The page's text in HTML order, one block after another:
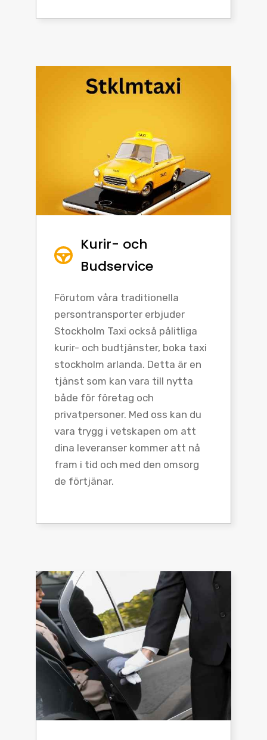
Kurir- och
Budservice
Förutom våra traditionella
persontransporter erbjuder
Stockholm Taxi också pålitliga
kurir- och budtjänster, boka taxi
stockholm arlanda. Detta är en
tjänst som kan vara till nytta
både för företag och
privatpersoner. Med oss kan du
vara trygg i vetskapen om att
dina leveranser kommer att nå
fram i tid och med den omsorg
de förtjänar.